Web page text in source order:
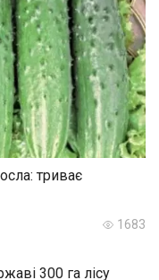
триває
1683
300 га лісу